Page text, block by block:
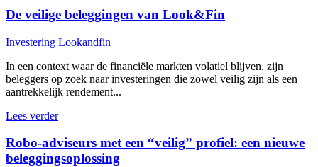
De veilige beleggingen van Look&Fin
Investering Lookandfin
In een context waar de financiële markten volatiel blijven, zijn
beleggers op zoek naar investeringen die zowel veilig zijn als een
aantrekkelijk rendement...
Lees verder
Robo-adviseurs met een “veilig” profiel: een nieuwe
beleggingsoplossing